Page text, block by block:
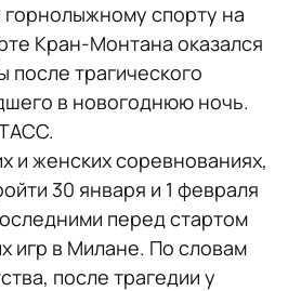
горнолыжному спорту на
Кран-Монтана оказался
после трагического
в новогоднюю ночь.
и женских соревнованиях,
30 января и 1 февраля
перед стартом
игр в Милане. По словам
после трагедии у